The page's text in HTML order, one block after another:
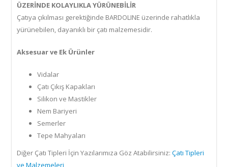
ÜZERİNDE KOLAYLIKLA YÜRÜNEBİLİR
Çatıya çıkılması gerektiğinde BARDOLINE üzerinde rahatlıkla
yürünebilen, dayanıklı bir çatı malzemesidir.
Aksesuar ve Ek Ürünler
Vidalar
Çatı Çıkış Kapakları
Silikon ve Mastikler
Nem Bariyeri
Semerler
Tepe Mahyaları
Diğer Çatı Tipleri İçin Yazılarımıza Göz Atabilirsiniz:Çatı Tipleri